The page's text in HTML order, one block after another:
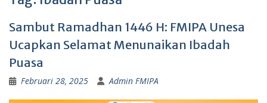
Sambut Ramadhan 1446 H: FMIPA Unesa
Ucapkan Selamat Menunaikan Ibadah
Puasa
Februari 28, 2025 Admin FMIPA